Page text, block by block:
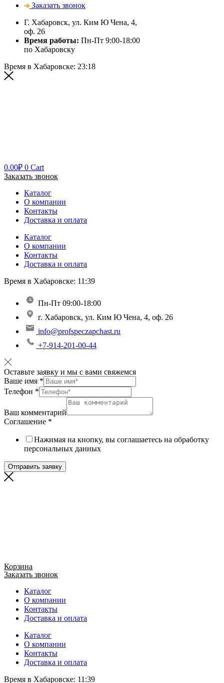
Заказать звонок
Г. Хабаровск, ул. Ким Ю Чена, 4,
оф. 26
Время работы: Пн-Пт 9:00-18:00
по Хабаровску
Время в Хабаровске: 23:18
0.00₽ 0 Cart
Заказать звонок
Каталог
О компании
Контакты
Доставка и оплата
Каталог
О компании
Контакты
Доставка и оплата
Время в Хабаровске: 11:39
Пн-Пт 09:00-18:00
г. Хабаровск, ул. Ким Ю Чена, 4, оф. 26
info@profspeczapchast.ru
+7-914-201-00-44
Оставьте заявку и мы с вами свяжемся
Ваше имя *
Телефон *
Ваш комментарий
Соглашение *
Нажимая на кнопку, вы соглашаетесь на обработку
персональных данных
Отправить заявку
Корзина
Заказать звонок
Каталог
О компании
Контакты
Доставка и оплата
Каталог
О компании
Контакты
Доставка и оплата
Время в Хабаровске: 11:39